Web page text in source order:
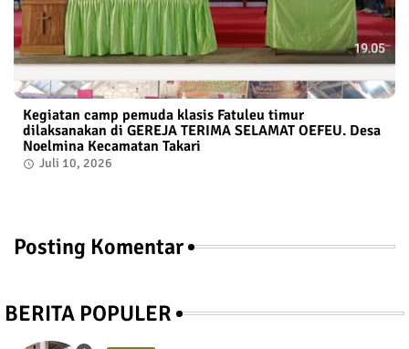
Kegiatan camp pemuda klasis Fatuleu timur
dilaksanakan di GEREJA TERIMA SELAMAT OEFEU. Desa
Noelmina Kecamatan Takari
Juli 10, 2026
Posting Komentar
BERITA POPULER